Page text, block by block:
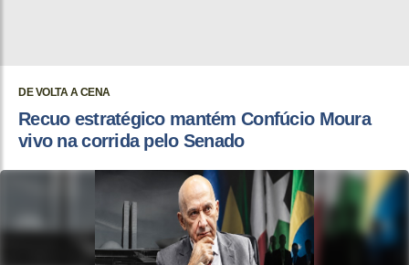
DE VOLTA A CENA
Recuo estratégico mantém Confúcio Moura
vivo na corrida pelo Senado